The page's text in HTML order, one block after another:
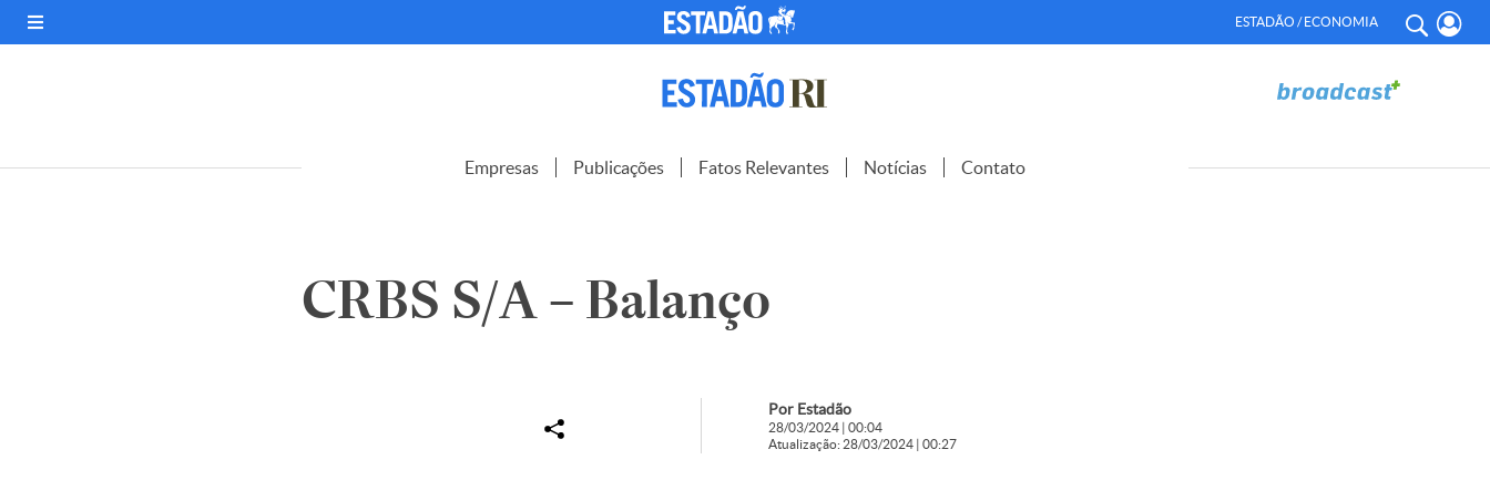
ESTADÃO / ECONOMIA
Empresas Publicações Fatos Relevantes Notícias Contato
CRBS S/A – Balanço
Por Estadão
28/03/2024 | 00:04
Atualização: 28/03/2024 | 00:27